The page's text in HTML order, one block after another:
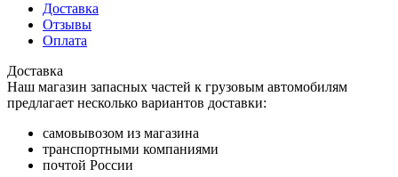
Доставка
Отзывы
Оплата
Доставка
Наш магазин запасных частей к грузовым автомобилям
предлагает несколько вариантов доставки:
самовывозом из магазина
транспортными компаниями
почтой России